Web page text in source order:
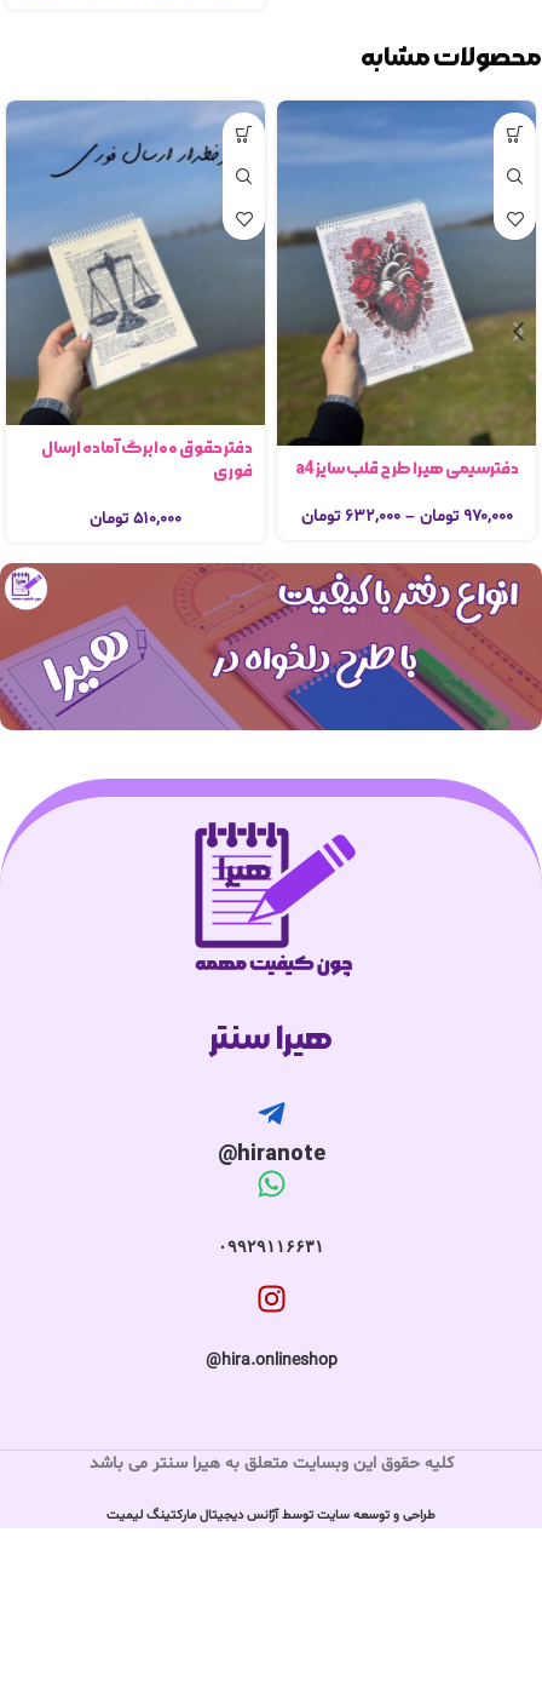
محصولات مشابه
دفترسیمی هیرا طرح قلب سایز a4
۹۷۰,۰۰۰ تومان – ۶۳۲,۰۰۰ تومان
دفتر حقوق ۱۰۰برگ آماده ارسال
فوری
۵۱۰,۰۰۰ تومان
هیرا سنتر
hiranote@
۰۹۹۲۹۱۱۶۶۳۱
hira.onlineshop@
کلیه حقوق این وبسایت متعلق به هیرا سنتر می باشد
طراحی و توسعه سایت توسط آژانس دیجیتال مارکتینگ لیمیت